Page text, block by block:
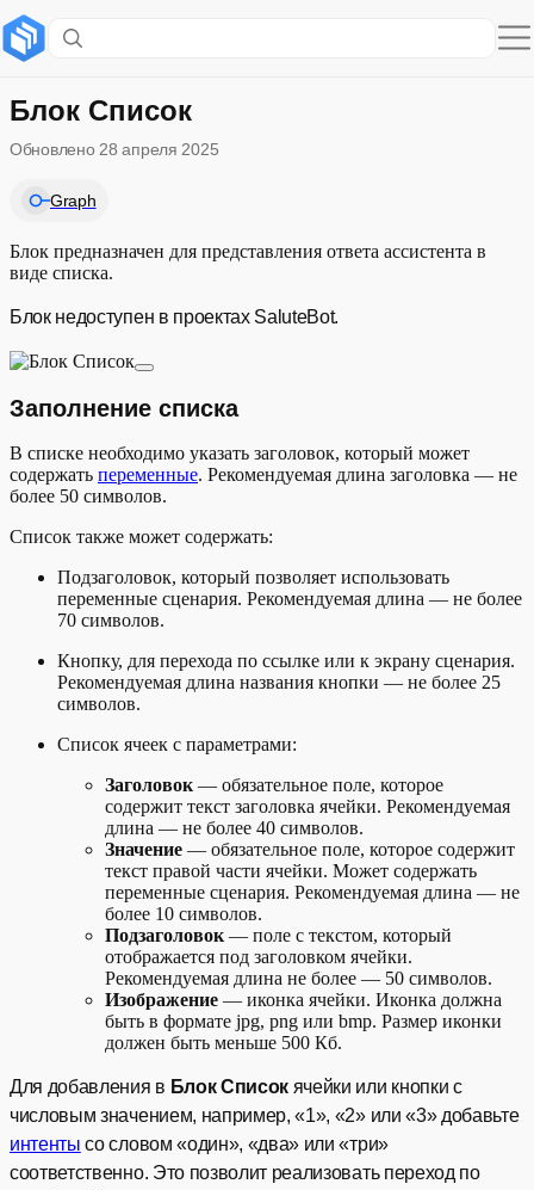
Заполнение списка
Поддержка выбора элементов списка голосом
Блок Список
Обновлено 28 апреля 2025
Graph
Блок предназначен для представления ответа ассистента в
виде списка.
Блок недоступен в проектах SaluteBot.
Заполнение списка
В списке необходимо указать заголовок, который может
содержать переменные. Рекомендуемая длина заголовка — не
более 50 символов.
Список также может содержать:
Подзаголовок, который позволяет использовать
переменные сценария. Рекомендуемая длина — не более
70 символов.
Кнопку, для перехода по ссылке или к экрану сценария.
Рекомендуемая длина названия кнопки — не более 25
символов.
Список ячеек с параметрами:
Заголовок — обязательное поле, которое
содержит текст заголовка ячейки. Рекомендуемая
длина — не более 40 символов.
Значение — обязательное поле, которое содержит
текст правой части ячейки. Может содержать
переменные сценария. Рекомендуемая длина — не
более 10 символов.
Подзаголовок — поле с текстом, который
отображается под заголовком ячейки.
Рекомендуемая длина не более — 50 символов.
Изображение — иконка ячейки. Иконка должна
быть в формате jpg, png или bmp. Размер иконки
должен быть меньше 500 Кб.
Для добавления в Блок Список ячейки или кнопки с
числовым значением, например, «1», «2» или «3» добавьте
интенты со словом «один», «два» или «три»
соответственно. Это позволит реализовать переход по